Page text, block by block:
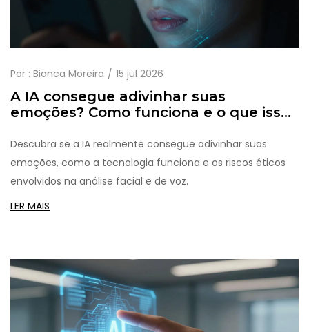
Por : Bianca Moreira 15 jul 2026
A IA consegue adivinhar suas
emoções? Como funciona e o que isso
Descubra se a IA realmente consegue adivinhar suas
emoções, como a tecnologia funciona e os riscos éticos
envolvidos na análise facial e de voz.
LER MAIS